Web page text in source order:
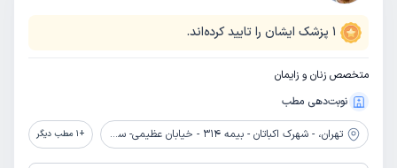
1 پزشک ایشان را تایید کرده‌اند.
متخصص زنان و زایمان
نوبت‌دهی مطب
تهران، - شهرک اکباتان - بیمه 314 - خیابان عظیمی- ساختمان پگاه +
1 مطب دیگر